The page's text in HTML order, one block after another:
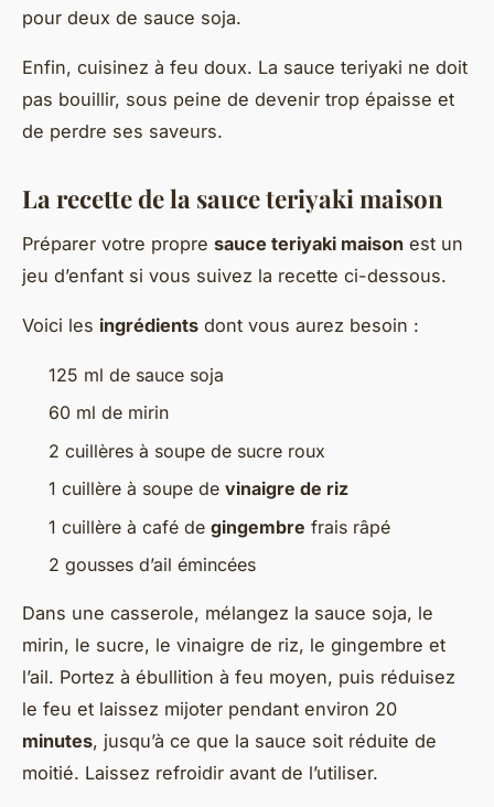
pour deux de sauce soja.
Enfin, cuisinez à feu doux. La sauce teriyaki ne doit
pas bouillir, sous peine de devenir trop épaisse et
de perdre ses saveurs.
La recette de la sauce teriyaki maison
Préparer votre propre sauce teriyaki maison est un
jeu d’enfant si vous suivez la recette ci-dessous.
Voici les ingrédients dont vous aurez besoin :
125 ml de sauce soja
60 ml de mirin
2 cuillères à soupe de sucre roux
1 cuillère à soupe de vinaigre de riz
1 cuillère à café de gingembre frais râpé
2 gousses d’ail émincées
Dans une casserole, mélangez la sauce soja, le
mirin, le sucre, le vinaigre de riz, le gingembre et
l’ail. Portez à ébullition à feu moyen, puis réduisez
le feu et laissez mijoter pendant environ 20
minutes, jusqu’à ce que la sauce soit réduite de
moitié. Laissez refroidir avant de l’utiliser.